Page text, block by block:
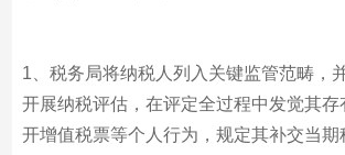
1、税务局将纳税人列入关键监管范畴，
开展纳税评估，在评定全过程中发觉其存
开增值税票等个人行为，规定其补交当期